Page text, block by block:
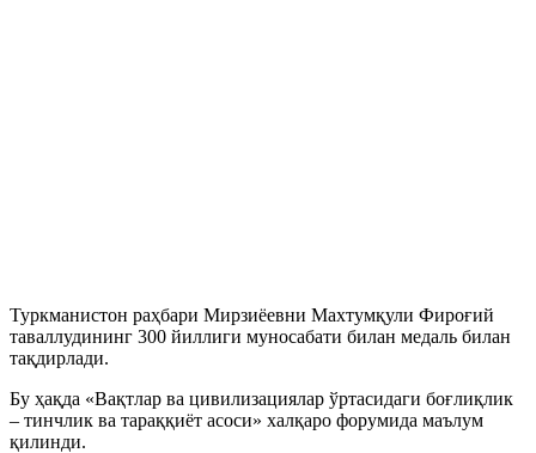
Туркманистон раҳбари Мирзиёевни Махтумқули Фироғий
таваллудининг 300 йиллиги муносабати билан медаль билан
тақдирлади.
Бу ҳақда «Вақтлар ва цивилизациялар ўртасидаги боғлиқлик
– тинчлик ва тараққиёт асоси» халқаро форумида маълум
қилинди.